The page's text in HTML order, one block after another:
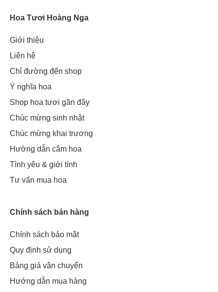
Hoa Tươi Hoàng Nga
Giới thiệu
Liên hệ
Chỉ đường đến shop
Ý nghĩa hoa
Shop hoa tươi gần đây
Chúc mừng sinh nhật
Chúc mừng khai trương
Hướng dẫn cắm hoa
Tình yêu & giới tính
Tư vấn mua hoa
Chính sách bán hàng
Chính sách bảo mật
Quy định sử dụng
Bảng giá vận chuyển
Hướng dẫn mua hàng